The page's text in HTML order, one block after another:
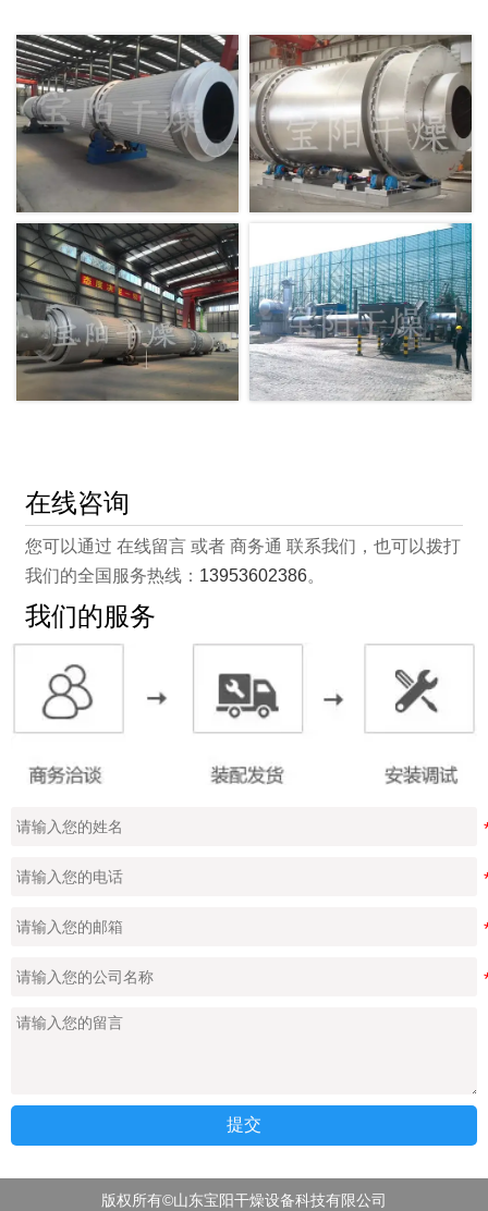
在线咨询
您可以通过 在线留言 或者 商务通 联系我们，也可以拨打
我们的全国服务热线： 13953602386。
我们的服务
提交
版权所有©山东宝阳干燥设备科技有限公司